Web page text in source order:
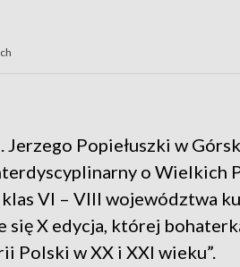
Popiełuszki w
o Wielkich
VI – VIII województwa
X edycja, której
Polski w XX i XXI wieku”.